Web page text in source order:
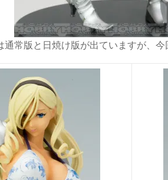
常版と日焼け版が出ていますが、